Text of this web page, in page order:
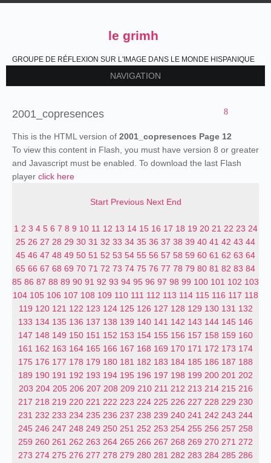
le grimh
GROUPE DE RÉFLEXION SUR L'IMAGE DANS LE MONDE HISPANIQUE
NAVIGATION
2001_copresences
This is the HTML version of 2001_copresences Page 12
To view this content in Flash, you must have version 8 or greater
and Javascript must be enabled. To download the last Flash
player click here
Start Previous Next End
1 2 3 4 5 6 7 8 9 10 11 12 13 14 15 16 17 18 19 20 21 22 23 24
25 26 27 28 29 30 31 32 33 34 35 36 37 38 39 40 41 42 43 44
45 46 47 48 49 50 51 52 53 54 55 56 57 58 59 60 61 62 63 64
65 66 67 68 69 70 71 72 73 74 75 76 77 78 79 80 81 82 83 84
85 86 87 88 89 90 91 92 93 94 95 96 97 98 99 100 101 102 103
104 105 106 107 108 109 110 111 112 113 114 115 116 117 118
119 120 121 122 123 124 125 126 127 128 129 130 131 132
133 134 135 136 137 138 139 140 141 142 143 144 145 146
147 148 149 150 151 152 153 154 155 156 157 158 159 160
161 162 163 164 165 166 167 168 169 170 171 172 173 174
175 176 177 178 179 180 181 182 183 184 185 186 187 188
189 190 191 192 193 194 195 196 197 198 199 200 201 202
203 204 205 206 207 208 209 210 211 212 213 214 215 216
217 218 219 220 221 222 223 224 225 226 227 228 229 230
231 232 233 234 235 236 237 238 239 240 241 242 243 244
245 246 247 248 249 250 251 252 253 254 255 256 257 258
259 260 261 262 263 264 265 266 267 268 269 270 271 272
273 274 275 276 277 278 279 280 281 282 283 284 285 286